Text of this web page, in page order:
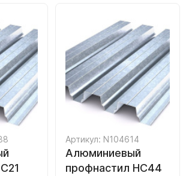
Артикул: N104614
Алюминиевый
профнастил НС44